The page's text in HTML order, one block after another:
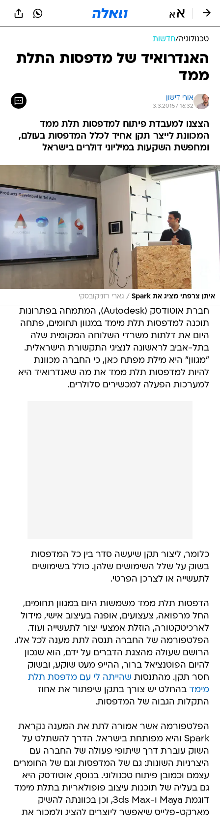
טכנולוגיה/חדשות
האנדרואיד של מדפסות התלת
ממד
אורי דישון
3.3.2015 / 16:32
הצצנו למעבדת פיתוח למדפסות תלת ממד
המכוונת לייצר תקן אחיד לכלל המדפסות בעולם,
ומחפשת השקעות במיליוני דולרים בישראל
איתן צרפתי מציג את Spark / גארי רזניקובסקי
חברת אוטודסק (Autodesk), המתמחה בפתרונות
תוכנה למדפסות תלת מימד במגוון תחומים, פתחה
היום את דלתות משרדי השלוחה המקומית שלה
בתל-אביב לראשונה לנציגי התקשורת הישראלית.
"מגוון" היא מילת מפתח כאן, כי החברה מכוונת
להיות למדפסות תלת ממד את מה שאנדרואיד היא
למערכות הפעלה למכשירים סלולרים.
כלומר, ליצור תקן שיעשה סדר בין כל המדפסות
בשוק על שלל השימושים שלהן. כולל בשימושים
לתעשייה או לצרכן הפרטי.
הדפסות תלת ממד משמשות היום במגוון תחומים,
החל מרפואה, צעצועים, אופנה בעיצוב אישי, מידול
לארכיטקטורה, הוזלת אמצעי יצור לתעשייה ועוד.
הפלטפורמה של החברה תנסה לתת מענה לכל אלו.
הרושם שעולה מהצגת הדברים על ידם, הוא שנכון
להיום הפוטנציאל ברור, ההייפ מעט שוקע, ובשוק
חסר תקן. מהתנסות שהייתה לי עם מדפסת תלת
מימד בהחלט יש צורך בתקן שיפתור את אחוז
התקלות הגבוה של המדפסות.
הפלטפורמה אשר אמורה לתת את המענה נקראת
Spark והיא מפותחת בישראל. הדרך להשתלט על
השוק עוברת דרך שיתופי פעולה של החברה עם
היצרניות השונות: גם של המדפסות וגם של החומרים
עצמם וכמובן פיתוח טכנולוגי. בנוסף, אוטודסק היא
גם בעליה של תוכנות עיצוב פופולאריות בתלת מימד
דוגמת Maya ו-3ds Max, וכן בכוונתה להשיק
מארקט-פלייס שיאפשר ליוצרים להציג ולמכור את